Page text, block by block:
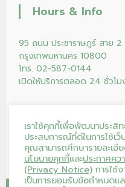
Hours & Info
95 ถนน ประชาราษฎร์ สาย
กรุงเทพมหานคร 10800
โทร. 02-587-0144
เปิดให้บริการตลอด 24 ชั่วโม
เราใช้คุกกี้เพื่อพัฒนาประสิ
ประสบการณ์ที่ดีในการใช้เ
คุณสามารถศึกษารายละเอี
นโยบายคุกกี้และประกาศค
(Privacy Notice) การใช้
เป็นการยอมรับข้อกำหนดแล